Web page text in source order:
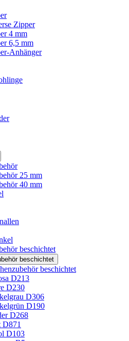
Zipper
4 mm
6,5 mm
Anhänger
25 mm
40 mm
beschichtet
beschichtet
beschichtet
D213
D230
D306
D190
D268
D103